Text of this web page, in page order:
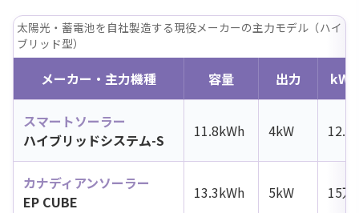
太陽光・蓄電池を自社製造する現役メーカーの主力モデル（ハイ
ブリッド型）
メーカー・主力機種 容量 出力
スマートソーラー
ハイブリッドシステム-S
11.8kWh 4kW 12.7
カナディアンソーラー
EP CUBE
13.3kWh 5kW 15万